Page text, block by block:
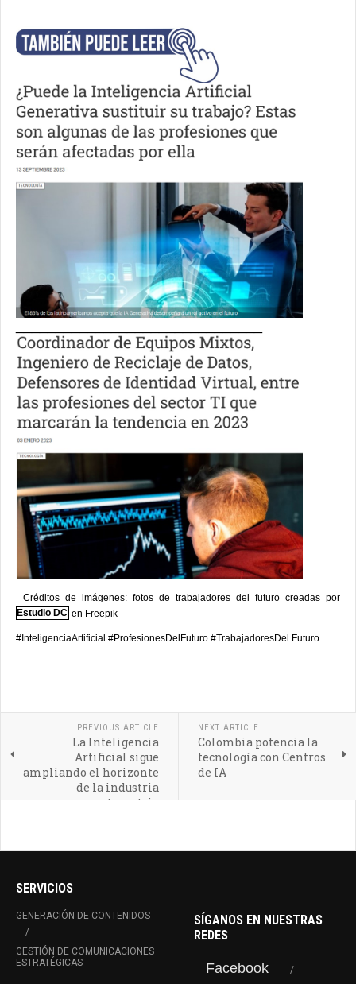
Créditos de imágenes: fotos de trabajadores del futuro creadas por
Estudio DC en Freepik
#InteligenciaArtificial #ProfesionesDelFuturo #TrabajadoresDel Futuro
PREVIOUS ARTICLE
La Inteligencia
Artificial sigue
ampliando el horizonte
de la industria
automotriz
NEXT ARTICLE
Colombia potencia la
tecnología con Centros
de IA
SERVICIOS
GENERACIÓN DE CONTENIDOS
GESTIÓN DE COMUNICACIONES
ESTRATÉGICAS
SÍGANOS EN NUESTRAS
REDES
Facebook